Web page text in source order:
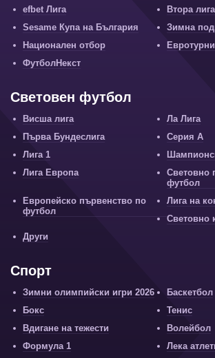
efbet Лига
Втора лига
Sesame Купа на България
Зимна
Национален отбор
ФутболНекст
Световен футбол
Висша лига
Ла Лига
Първа Бундеслига
Серия А
Лига 1
Лига Европа
Световно
футбол
Европейско първенство по
футбол
Лига на
Световно
Други
Спорт
Зимни олимпийски игри 2026
Баскетбол
Бокс
Тенис
Вдигане на тежести
Волейбол
Формула 1
Лека